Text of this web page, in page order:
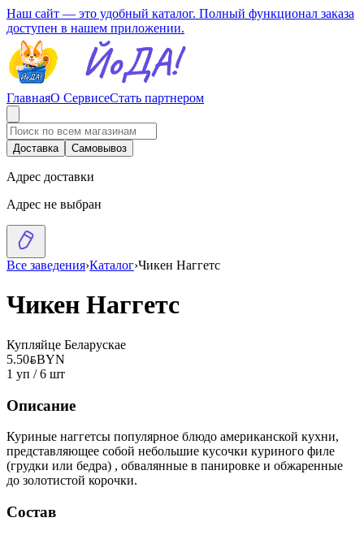
Наш сайт — это удобный каталог. Полный функционал заказа
доступен в нашем приложении.
ГлавнаяО СервисеСтать партнером
Доставка Самовывоз
Адрес доставки
Адрес не выбран
Все заведения›Каталог›Чикен Наггетс
Чикен Наггетс
Купляйце Беларускае
5.50BYNBYN
1 уп / 6 шт
Описание
Куриные наггетсы популярное блюдо американской кухни,
представляющее собой небольшие кусочки куриного филе
(грудки или бедра) , обвалянные в панировке и обжаренные
до золотистой корочки.
Состав